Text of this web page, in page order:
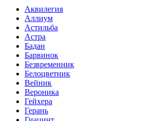
Аквилегия
Аллиум
Астильба
Астра
Бадан
Барвинок
Безвременник
Белоцветник
Вейник
Вероника
Гейхера
Герань